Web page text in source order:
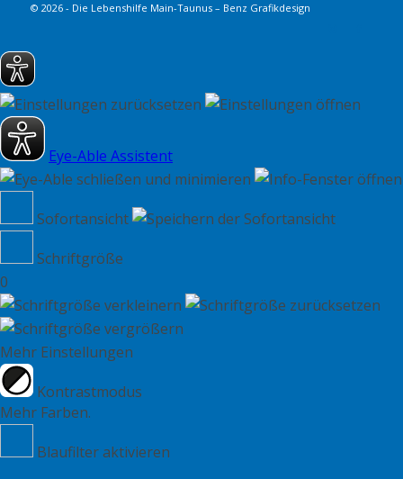
© 2026 - Die Lebenshilfe Main-Taunus – Benz Grafikdesign